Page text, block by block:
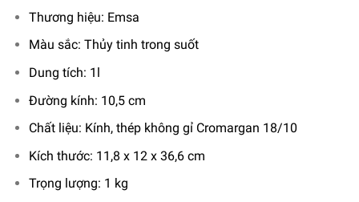
Thương hiệu: Emsa
Màu sắc: Thủy tinh trong suốt
Dung tích: 1l
Đường kính: 10,5 cm
Chất liệu: Kính, thép không gỉ Cromargan 18/10
Kích thước: 11,8 x 12 x 36,6 cm
Trọng lượng: 1 kg